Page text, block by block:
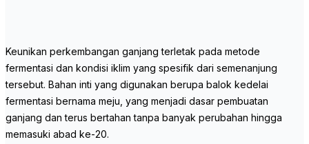
Keunikan perkembangan ganjang terletak pada metode
fermentasi dan kondisi iklim yang spesifik dari semenanjung
tersebut. Bahan inti yang digunakan berupa balok kedelai
fermentasi bernama meju, yang menjadi dasar pembuatan
ganjang dan terus bertahan tanpa banyak perubahan hingga
memasuki abad ke-20.